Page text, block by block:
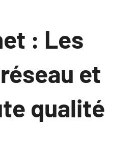
: Les
et
qualité